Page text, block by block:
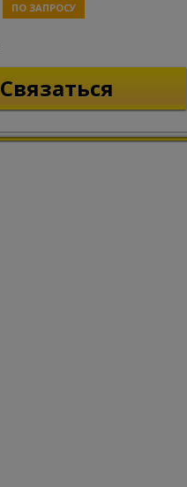
ПО ЗАПРОСУ
Связаться